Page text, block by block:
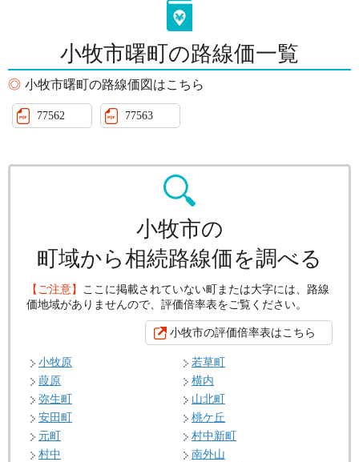
小牧市曙町の路線価一覧
小牧市曙町の路線価図はこちら
77562 77563
小牧市の
町域から相続路線価を調べる
【ご注意】 ここに掲載されていない町または大字には、路線
価地域がありませんので、評価倍率表をご覧ください。
小牧市の評価倍率表はこちら
小牧原
若草町
葭原
横内
弥生町
山北町
安田町
桃ケ丘
元町
村中新町
村中
南外山